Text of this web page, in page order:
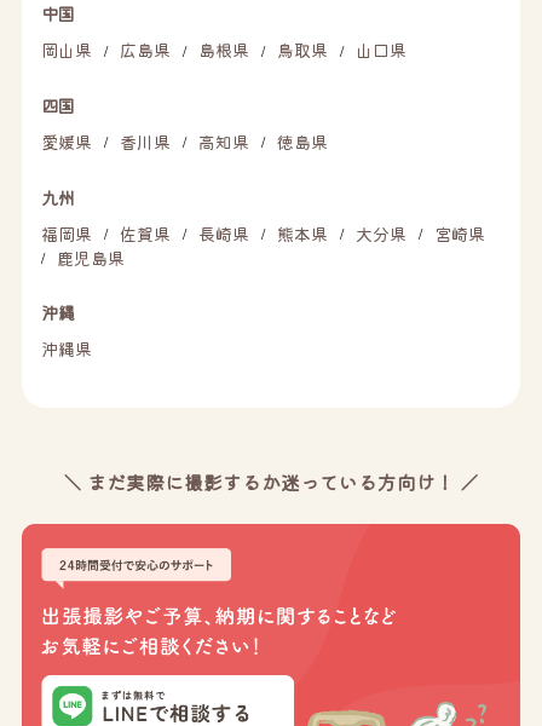
中国
岡山県
/ 広島県 / 島根県 / 鳥取県 / 山口県
四国
愛媛県
/ 香川県 / 高知県 / 徳島県
九州
福岡県
/ 佐賀県 / 長崎県 / 熊本県 / 大分県 / 宮崎県
/ 鹿児島県
沖縄
沖縄県
＼ まだ実際に撮影するか迷っている方向け！ ／